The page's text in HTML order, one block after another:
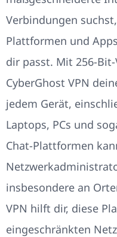
Verbindungen
Plattformen und
dir passt. Mit 256-
CyberGhost VPN
jedem Gerät,
Laptops, PCs und
Chat-Plattformen
insbesondere an
VPN hilft dir, diese
eingeschränkten